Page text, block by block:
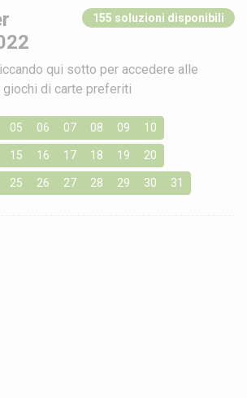
155 soluzioni disponibili
qui sotto per accedere alle
di carte preferiti
05 06 07 08 09 10
15 16 17 18 19 20
25 26 27 28 29 30 31